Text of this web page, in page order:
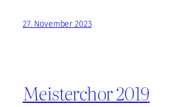
27. November 2023
Meisterchor 2019